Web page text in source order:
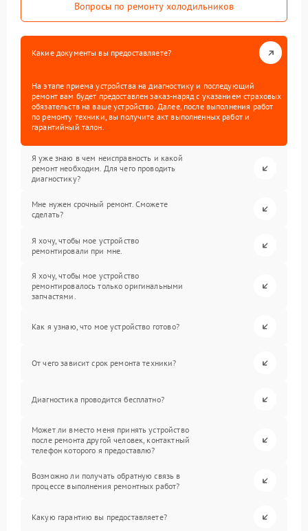
Вопросы по ремонту холодильников
Какие документы вы предоставляете?
На этапе приема устройства на диагностику и последующий
ремонт вам будет предоставлен заказ-наряд с указанием страховых
обязательств на ваше устройство. Далее, после выполнения работ
по ремонту техники, вы получите акт выполненных работ и
гарантийный талон.
Я уже знаю в чем неисправность и какой
ремонт необходим. Для чего проводить
диагностику?
Мне нужен срочный ремонт. Сможете
сделать?
Я хочу, чтобы мое устройство
ремонтировали при мне.
Я хочу, чтобы мое устройство
ремонтировалось только оригинальными
запчастями.
Как я узнаю, что мое устройство готово?
От чего зависит срок ремонта техники?
Диагностика проводится бесплатно?
Может ли вместо меня принять устройство
после ремонта другой человек, контактный
телефон которого я предоставлю?
Возможно ли получать обратную связь в
процессе выполнения ремонтных работ?
Какую гарантию вы предоставляете?